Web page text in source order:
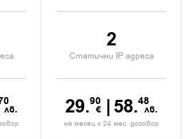
лв.
2
Статични IP адреса
29.90
€ |58.48
лв.
на месец с 24 мес. договор